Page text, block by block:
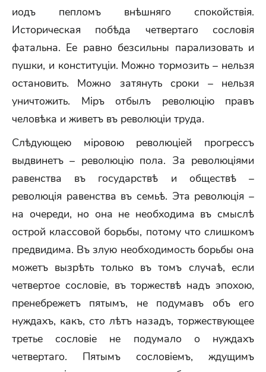
иодъ пепломъ внѣшняго спокойствія.
Историческая побѣда четвертаго сословія
фатальна. Ее равно безсильны парализовать и
пушки, и конституціи. Можно тормозить – нельзя
остановить. Можно затянуть сроки – нельзя
уничтожить. Міръ отбылъ революцію правъ
человѣка и живетъ въ революціи труда.
Слѣдующею міровою революціей прогрессъ
выдвинетъ – революцію пола. За революціями
равенства въ государствѣ и обществѣ –
революція равенства въ семьѣ. Эта революція –
на очереди, но она не необходима въ смыслѣ
острой классовой борьбы, потому что слишкомъ
предвидима. Въ злую необходимость борьбы она
можетъ вызрѣть только въ томъ случаѣ, если
четвертое сословіе, въ торжествѣ надъ эпохою,
пренебрежетъ пятымъ, не подумавъ объ его
нуждахъ, какъ, сто лѣтъ назадъ, торжествующее
третье сословіе не подумало о нуждахъ
четвертаго. Пятымъ сословіемъ, ждущимъ